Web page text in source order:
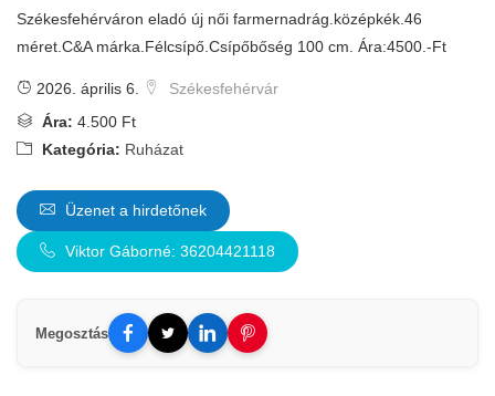
Székesfehérváron eladó új női farmernadrág.középkék.46
méret.C&A márka.Félcsípő.Csípőbőség 100 cm. Ára:4500.-Ft
2026. április 6.
Székesfehérvár
Ára: 4.500 Ft
Kategória: Ruházat
Üzenet a hirdetőnek
Viktor Gáborné: 36204421118
Megosztás